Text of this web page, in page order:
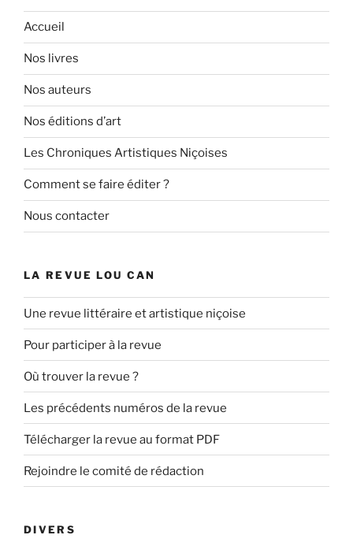
Accueil
Nos livres
Nos auteurs
Nos éditions d’art
Les Chroniques Artistiques Niçoises
Comment se faire éditer ?
Nous contacter
LA REVUE LOU CAN
Une revue littéraire et artistique niçoise
Pour participer à la revue
Où trouver la revue ?
Les précédents numéros de la revue
Télécharger la revue au format PDF
Rejoindre le comité de rédaction
DIVERS